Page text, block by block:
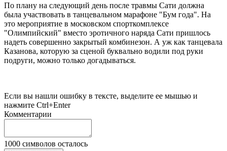
По плану на следующий день после травмы Сати должна
была участвовать в танцевальном марафоне "Бум года". На
это мероприятие в московском спорткомплексе
"Олимпийский" вместо эротичного наряда Сати пришлось
надеть совершенно закрытый комбинезон. А уж как танцевала
Казанова, которую за сценой буквально водили под руки
подруги, можно только догадываться.
Если вы нашли ошибку в тексте, выделите ее мышью и
нажмите Ctrl+Enter
Комментарии
1000 символов осталось